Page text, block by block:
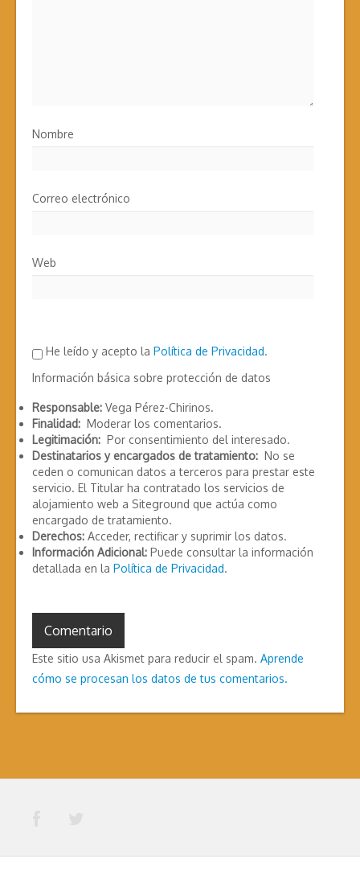
Nombre
Correo electrónico
Web
He leído y acepto la Política de Privacidad.
Información básica sobre protección de datos
Responsable: Vega Pérez-Chirinos.
Finalidad: Moderar los comentarios.
Legitimación: Por consentimiento del interesado.
Destinatarios y encargados de tratamiento: No se
ceden o comunican datos a terceros para prestar este
servicio. El Titular ha contratado los servicios de
alojamiento web a Siteground que actúa como
encargado de tratamiento.
Derechos: Acceder, rectificar y suprimir los datos.
Información Adicional: Puede consultar la información
detallada en la Política de Privacidad.
Este sitio usa Akismet para reducir el spam. Aprende
cómo se procesan los datos de tus comentarios.